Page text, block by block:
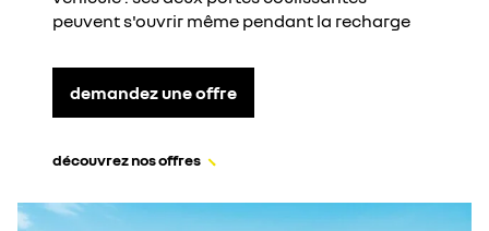
peuvent s'ouvrir même pendant la recharge
demandez une offre
découvrez nos offres